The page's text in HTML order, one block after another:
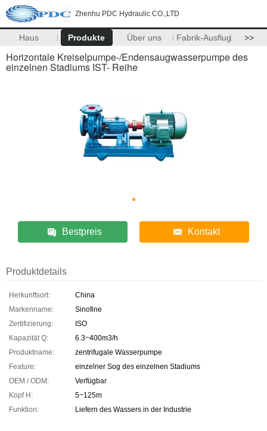
Zhenhu PDC Hydraulic CO.,LTD
Haus Produkte Über uns Fabrik-Ausflug >>
Horizontale Kreiselpumpe-/Endensaugwasserpumpe des
einzelnen Stadiums IST- Reihe
Bestpreis Kontakt
Produktdetails
Herkunftsort:
China
Markenname:
Sinofine
Zertifizierung:
ISO
Kapazität Q:
6.3~400m3/h
Produktname:
zentrifugale Wasserpumpe
Feature:
einzelner Sog des einzelnen Stadiums
OEM / ODM:
Verfügbar
Kopf H:
5~125m
Funktion:
Liefern des Wassers in der Industrie